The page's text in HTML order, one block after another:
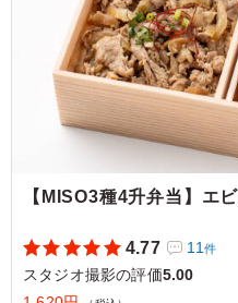
【MISO3種4升弁当】エ
4.77 11件
スタジオ撮影の評価5.00